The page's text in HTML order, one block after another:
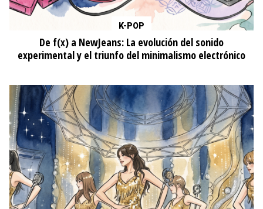
K-POP
De f(x) a NewJeans: La evolución del sonido
experimental y el triunfo del minimalismo electrónico